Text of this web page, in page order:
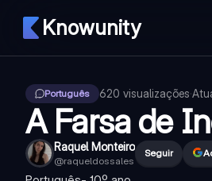
Knowunity
Português 620 visualizações·
A Farsa de
Raquel Monteiro
@raqueldossales
Seguir